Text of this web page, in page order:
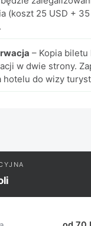
(koszt 25 USD + 35
– Kopia
w dwie strony.
hotelu do wizy